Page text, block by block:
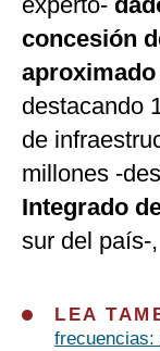
concesión
aproximado
destacando
de
millones -
Integrado
sur del país-
LEA
frecuencias: